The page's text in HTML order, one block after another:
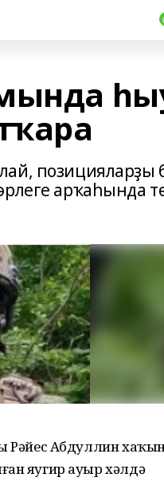
позицияларҙы
арҡаһында
Рәйес Абдуллин
яугир ауыр хәлдә